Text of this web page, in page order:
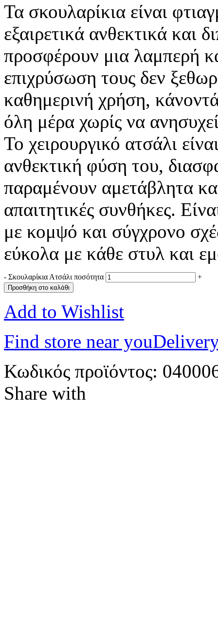
Τα σκουλαρίκια είναι
εξαιρετικά ανθεκτικά και
προσφέρουν μια λαμπερή
επιχρύσωση τους δεν
καθημερινή χρήση,
όλη μέρα χωρίς να
Το χειρουργικό ατσάλι
ανθεκτική φύση του,
παραμένουν αμετάβλητα
απαιτητικές συνθήκες.
με κομψό και σύγχρονο
εύκολα με κάθε στυλ και
- Σκουλαρίκια Ατσάλι ποσότητα +
Προσθήκη στο καλάθι
Add to Wishlist
Find store near you
Κωδικός προϊόντος:
Share with